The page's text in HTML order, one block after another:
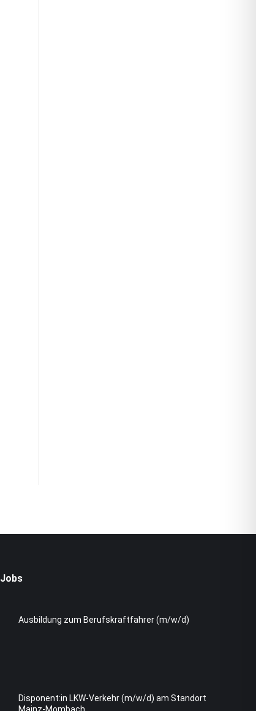
Jobs
Ausbildung zum Berufskraftfahrer (m/w/d)
Disponent:in LKW-Verkehr (m/w/d) am Standort